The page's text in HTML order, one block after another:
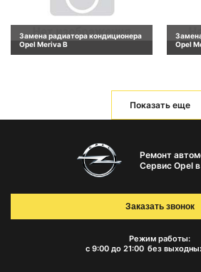
Замена радиатора кондиционера
Opel Meriva B
Opel
Показать еще
Ремонт
Сервис Opel
Режим работы:
с 9:00 до 21:00 без
Заказать звонок